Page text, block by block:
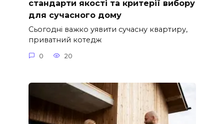
стандарти якості та критерії вибору
для сучасного дому
Сьогодні важко уявити сучасну квартиру,
приватний котедж
0 20